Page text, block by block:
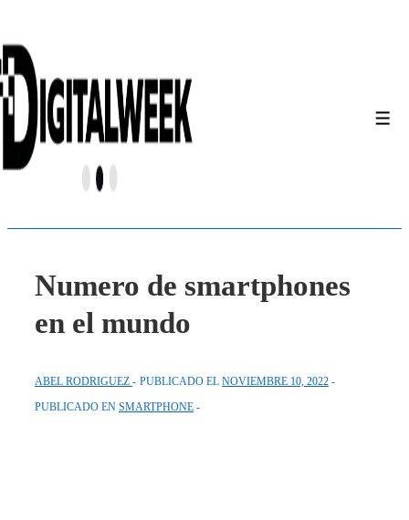
Saltar
al
contenido
principal
Numero de smartphones
en el mundo
ABEL RODRIGUEZ PUBLICADO EL NOVIEMBRE 10, 2022
PUBLICADO EN SMARTPHONE